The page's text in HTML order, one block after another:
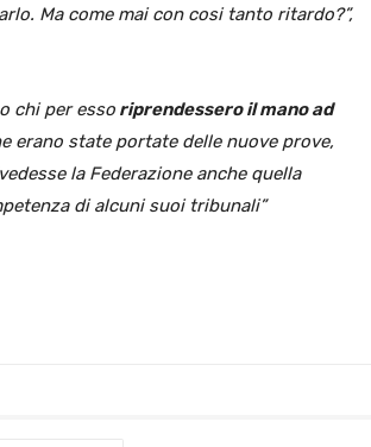
Ma come mai con cosi tanto ritardo?”,
chi per esso riprendessero il mano ad
erano state portate delle nuove prove,
la Federazione anche quella
di alcuni suoi tribunali”